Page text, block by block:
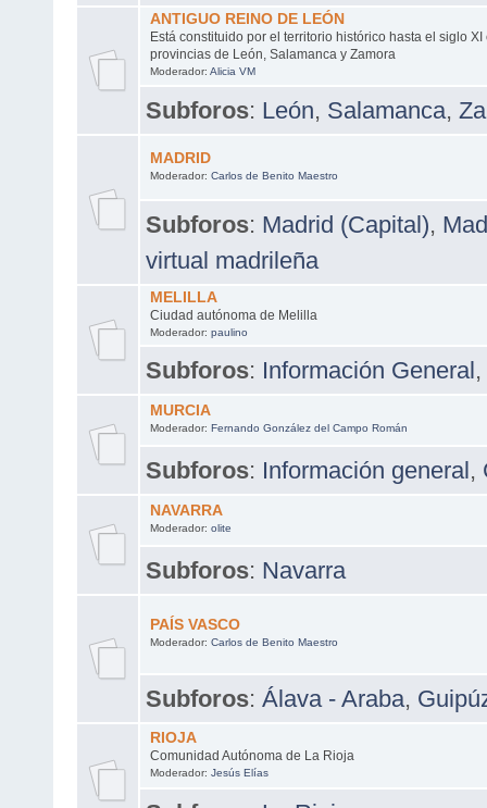
ANTIGUO REINO DE LEÓN
Está constituido por el territorio histórico hasta el siglo
provincias de León, Salamanca y Zamora
Moderador: Alicia VM
Subforos: León, Salamanca,
MADRID
Moderador: Carlos de Benito Maestro
Subforos: Madrid (Capital),
virtual madrileña
MELILLA
Ciudad autónoma de Melilla
Moderador: paulino
Subforos: Información General,
MURCIA
Moderador: Fernando González del Campo Román
Subforos: Información general,
NAVARRA
Moderador: olite
Subforos: Navarra
PAÍS VASCO
Moderador: Carlos de Benito Maestro
Subforos: Álava - Araba,
RIOJA
Comunidad Autónoma de La Rioja
Moderador: Jesús Elías